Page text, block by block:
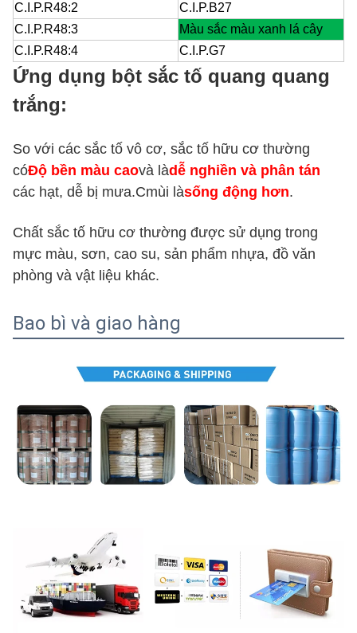
C.I.P.R48:2
C.I.P.B27
C.I.P.R48:3
Màu sắc màu xanh lá cây
C.I.P.R48:4
C.I.P.G7
Ứng dụng bột sắc tố quang quang
trắng:
So với các sắc tố vô cơ, sắc tố hữu cơ thường
cóĐộ bền màu caovà làdễ nghiền và phân tán
các hạt, dễ bị mưa.Cmùi làsống động hơn.
Chất sắc tố hữu cơ thường được sử dụng trong
mực màu, sơn, cao su, sản phẩm nhựa, đồ văn
phòng và vật liệu khác.
Bao bì và giao hàng